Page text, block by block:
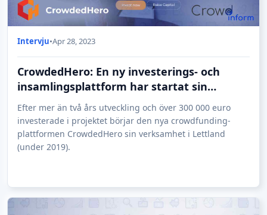
Intervju•Apr 28, 2023
CrowdedHero: En ny investerings- och
insamlingsplattform har startat sin
verksamhet i Lettland
Efter mer än två års utveckling och över 300 000 euro
investerade i projektet börjar den nya crowdfunding-
plattformen CrowdedHero sin verksamhet i Lettland
(under 2019).